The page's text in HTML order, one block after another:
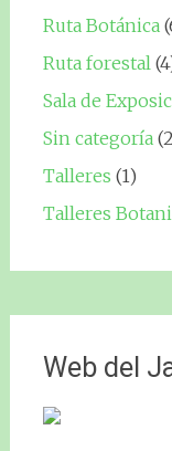
Ruta Botánica
Ruta forestal
Sala de
Sin categoría
Talleres (1)
Talleres
Web del